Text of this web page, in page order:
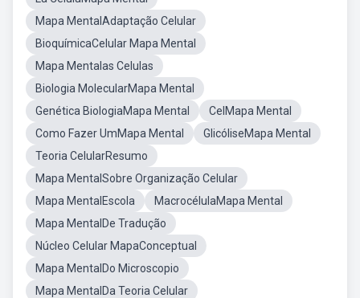
Mapa MentalAdaptação Celular
BioquímicaCelular Mapa Mental
Mapa Mentalas Celulas
Biologia MolecularMapa Mental
Genética BiologiaMapa Mental
CelMapa Mental
Como Fazer UmMapa Mental
GlicóliseMapa Mental
Teoria CelularResumo
Mapa MentalSobre Organização Celular
Mapa MentalEscola
MacrocélulaMapa Mental
Mapa MentalDe Tradução
Núcleo Celular MapaConceptual
Mapa MentalDo Microscopio
Mapa MentalDa Teoria Celular